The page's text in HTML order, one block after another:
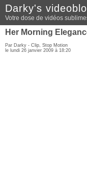
Darky's
Votre dose de vidéos
Her Morning
Par Darky - Clip, Stop Motion
le lundi 26 janvier 2009 à 18:20